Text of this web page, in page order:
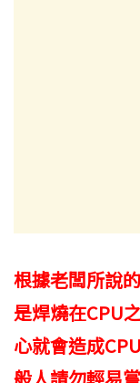
根據老闆所說
是焊燒在CPU
心就會造成
般人請勿輕易